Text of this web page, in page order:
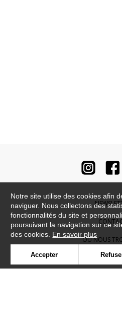
OÙ NOUS
Notre site utilise des cookies afin
naviguer. Nous collectons des
fonctionnalités du site et
poursuivant la navigation sur ce
des cookies. En savoir plus
Accepter